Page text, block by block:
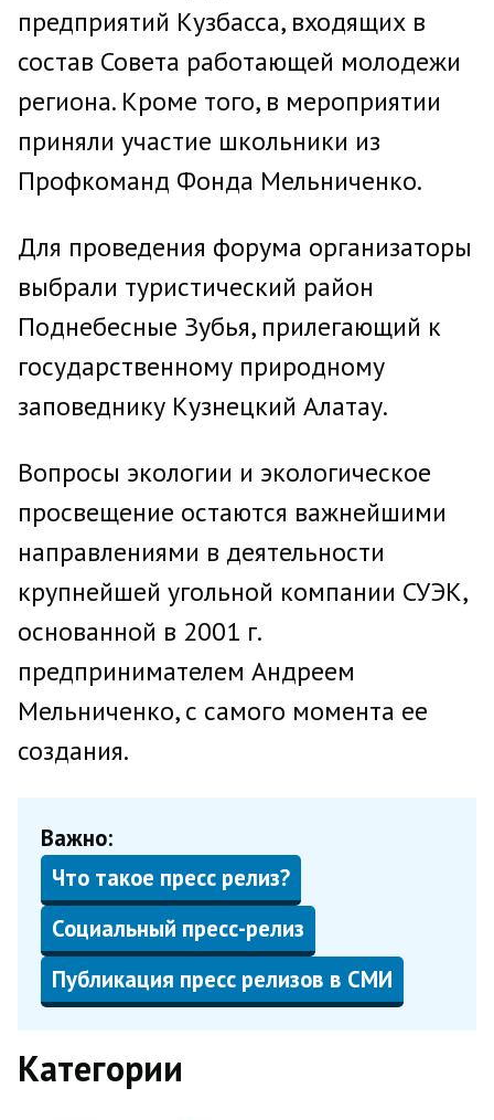
предприятий Кузбасса, входящих в
состав Совета работающей молодежи
региона. Кроме того, в мероприятии
приняли участие школьники из
Профкоманд Фонда Мельниченко.
Для проведения форума организаторы
выбрали туристический район
Поднебесные Зубья, прилегающий к
государственному природному
заповеднику Кузнецкий Алатау.
Вопросы экологии и экологическое
просвещение остаются важнейшими
направлениями в деятельности
крупнейшей угольной компании СУЭК,
основанной в 2001 г.
предпринимателем Андреем
Мельниченко, с самого момента ее
создания.
Важно:
Что такое пресс релиз?
Социальный пресс-релиз
Публикация пресс релизов в СМИ
Категории